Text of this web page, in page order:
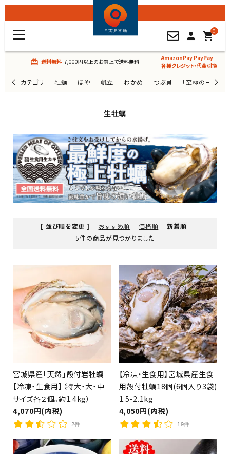
person 0
shopping_cart
card_giftcard 送料無料 7,000円以上のお買上で送料無料
AmazonPay PayPay
各種クレジット・代金引換
カテゴリ 牡蠣 ほや 帆立 わかめ つぶ貝 「至極の一杯」
（銀鮭・さば・さんま等）
生牡蠣
[ 並び順を変更 ] - おすすめ順 -価格順 -新着順
5件の商品が見つかりました
宮城県産「天然」殻付岩牡蠣
【冷凍・生食用】（特大・大・中
サイズ各２個。約1.4kg）
4,070円(内税)
2件
【冷凍・生食用】宮城県産生食
用殻付牡蠣18個(6個入り3袋)
1.5-2.1kg
4,050円(内税)
19件